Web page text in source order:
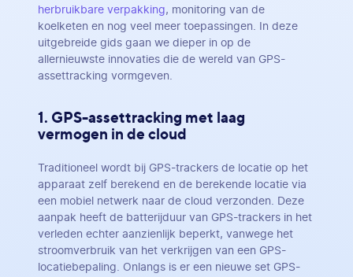
herbruikbare verpakking, monitoring van de
koelketen en nog veel meer toepassingen. In deze
uitgebreide gids gaan we dieper in op de
allernieuwste innovaties die de wereld van GPS-
assettracking vormgeven.
1. GPS-assettracking met laag
vermogen in de cloud
Traditioneel wordt bij GPS-trackers de locatie op het
apparaat zelf berekend en de berekende locatie via
een mobiel netwerk naar de cloud verzonden. Deze
aanpak heeft de batterijduur van GPS-trackers in het
verleden echter aanzienlijk beperkt, vanwege het
stroomverbruik van het verkrijgen van een GPS-
locatiebepaling. Onlangs is er een nieuwe set GPS-